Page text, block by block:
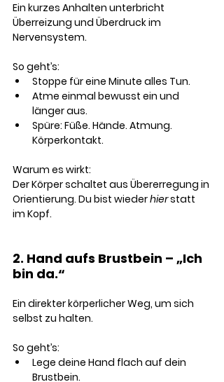
Ein kurzes Anhalten unterbricht
Überreizung und Überdruck im
Nervensystem.
So geht’s:
Stoppe für eine Minute alles Tun.
Atme einmal bewusst ein und
länger aus.
Spüre: Füße. Hände. Atmung.
Körperkontakt.
Warum es wirkt:
Der Körper schaltet aus Übererregung in
Orientierung. Du bist wieder hier statt
im Kopf.
2. Hand aufs Brustbein – „Ich
bin da.“
Ein direkter körperlicher Weg, um sich
selbst zu halten.
So geht’s:
Lege deine Hand flach auf dein
Brustbein.